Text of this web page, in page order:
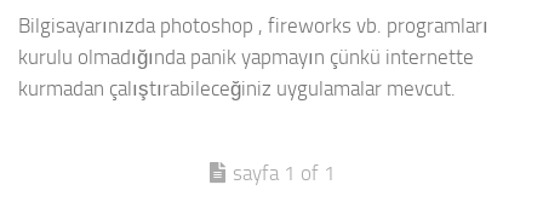
Bilgisayarınızda photoshop , fireworks vb. programları
kurulu olmadığında panik yapmayın çünkü internette
kurmadan çalıştırabileceğiniz uygulamalar mevcut.
sayfa 1 of 1